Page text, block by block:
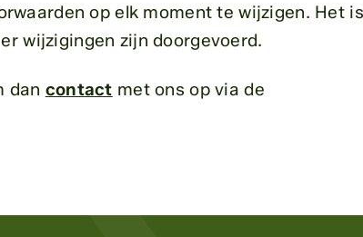
op elk moment te wijzigen. Het is
wijzigingen zijn doorgevoerd.
dan contact met ons op via de